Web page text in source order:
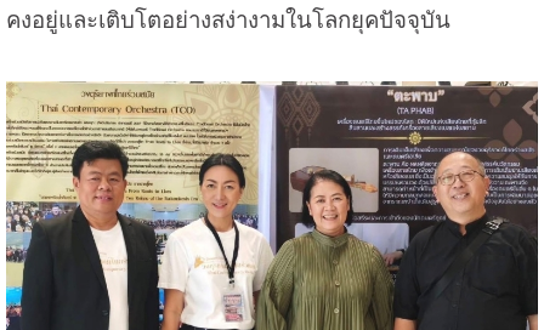
คงอยู่และเติบโตอย่างสง่างามในโลกยุคปัจจุบัน